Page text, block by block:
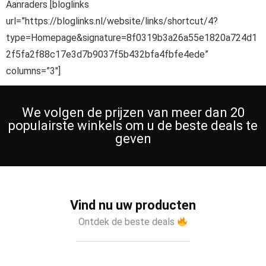
Aanraders [bloglinks
url=”https://bloglinks.nl/website/links/shortcut/4?
type=Homepage&signature=8f0319b3a26a55e1820a724d1
2f5fa2f88c17e3d7b9037f5b432bfa4fbfe4ede”
columns=”3″]
We volgen de prijzen van meer dan 20
populairste winkels om u de beste deals te
geven
Vind nu uw producten
Ontdek de beste deals